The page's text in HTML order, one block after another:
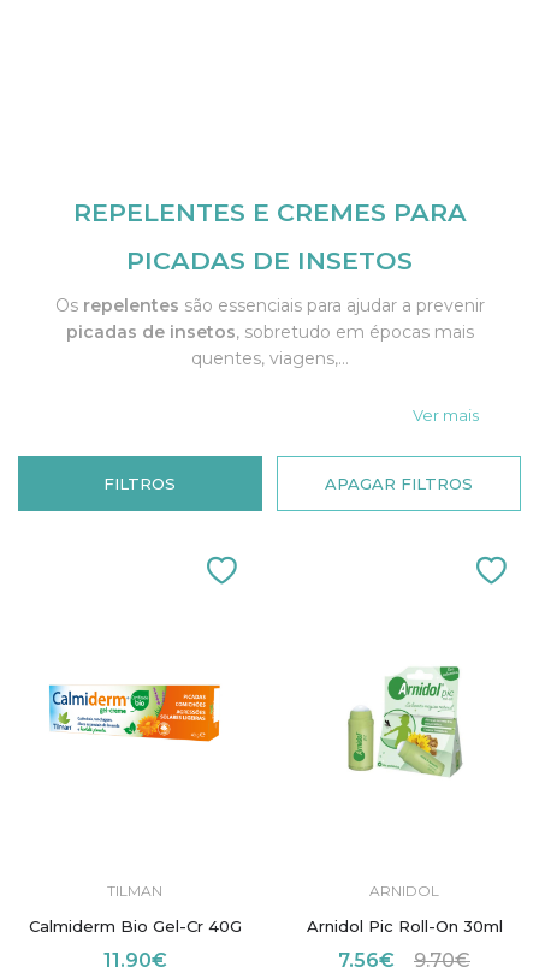
REPELENTES E CREMES PARA
PICADAS DE INSETOS
Os repelentes são essenciais para ajudar a prevenir
picadas de insetos, sobretudo em épocas mais
quentes, viagens,...
Ver mais
FILTROS APAGAR FILTROS
TILMAN
Calmiderm Bio Gel-Cr 40G
11.90€
ARNIDOL
Arnidol Pic Roll-On 30ml
7.56€ 9.70€